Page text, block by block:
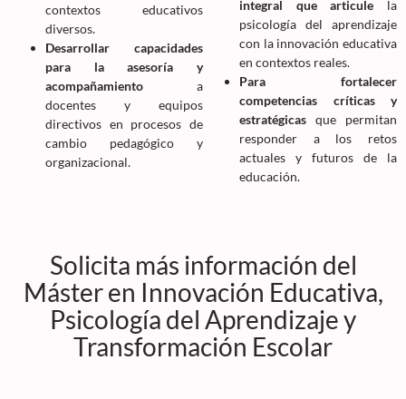
contextos educativos
diversos.
Desarrollar capacidades
para la asesoría y
acompañamiento a
docentes y equipos
directivos en procesos de
cambio pedagógico y
organizacional.
integral que articule la
psicología del aprendizaje
con la innovación educativa
en contextos reales.
Para fortalecer
competencias críticas y
estratégicas que permitan
responder a los retos
actuales y futuros de la
educación.
Solicita más información del
Máster en Innovación Educativa,
Psicología del Aprendizaje y
Transformación Escolar